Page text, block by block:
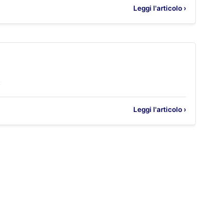
Leggi l'articolo ›
Leggi l'articolo ›